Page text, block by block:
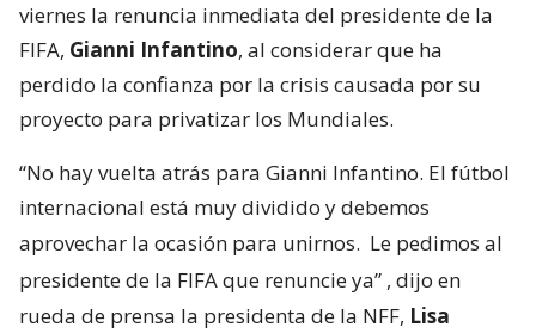
viernes la renuncia inmediata del presidente de la
FIFA, Gianni Infantino, al considerar que ha
perdido la confianza por la crisis causada por su
proyecto para privatizar los Mundiales.
“No hay vuelta atrás para Gianni Infantino. El fútbol
internacional está muy dividido y debemos
aprovechar la ocasión para unirnos. Le pedimos al
presidente de la FIFA que renuncie ya” , dijo en
rueda de prensa la presidenta de la NFF, Lisa